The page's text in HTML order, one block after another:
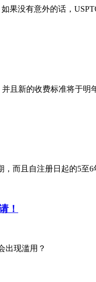
果没有意外的话，
且新的收费标准将于
，而且自注册日起的5至
！
出现滥用？